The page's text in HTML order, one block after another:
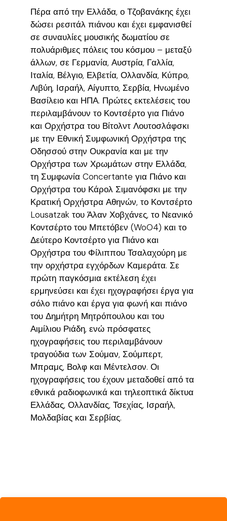
Πέρα από την Ελλάδα, ο Τζοβανάκης έχει
δώσει ρεσιτάλ πιάνου και έχει εμφανισθεί
σε συναυλίες μουσικής δωματίου σε
πολυάριθμες πόλεις του κόσμου – μεταξύ
άλλων, σε Γερμανία, Αυστρία, Γαλλία,
Ιταλία, Βέλγιο, Ελβετία, Ολλανδία, Κύπρο,
Λιβύη, Ισραήλ, Αίγυπτο, Σερβία, Ηνωμένο
Βασίλειο και ΗΠΑ. Πρώτες εκτελέσεις του
περιλαμβάνουν το Κοντσέρτο για Πιάνο
και Ορχήστρα του Βίτολντ Λουτοσλάφσκι
με την Εθνική Συμφωνική Ορχήστρα της
Οδησσού στην Ουκρανία και με την
Ορχήστρα των Χρωμάτων στην Ελλάδα,
τη Συμφωνία Concertante για Πιάνο και
Ορχήστρα του Κάρολ Σιμανόφσκι με την
Κρατική Ορχήστρα Αθηνών, το Κοντσέρτο
Lousatzak του Άλαν Χοβχάνες, το Νεανικό
Κοντσέρτο του Μπετόβεν (WoO4) και το
Δεύτερο Κοντσέρτο για Πιάνο και
Ορχήστρα του Φίλιππου Τσαλαχούρη με
την ορχήστρα εγχόρδων Καμεράτα. Σε
πρώτη παγκόσμια εκτέλεση έχει
ερμηνεύσει και έχει ηχογραφήσει έργα για
σόλο πιάνο και έργα για φωνή και πιάνο
του Δημήτρη Μητρόπουλου και του
Αιμίλιου Ριάδη, ενώ πρόσφατες
ηχογραφήσεις του περιλαμβάνουν
τραγούδια των Σούμαν, Σούμπερτ,
Μπραμς, Βολφ και Μέντελσον. Οι
ηχογραφήσεις του έχουν μεταδοθεί από τα
εθνικά ραδιοφωνικά και τηλεοπτικά δίκτυα
Ελλάδας, Ολλανδίας, Τσεχίας, Ισραήλ,
Μολδαβίας και Σερβίας.